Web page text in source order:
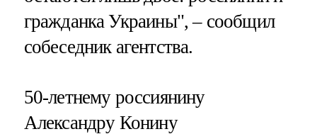
гражданка Украины", – сообщил
собеседник агентства.
50-летнему россиянину
Александру Конину